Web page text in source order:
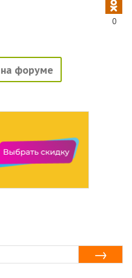
0
форуме